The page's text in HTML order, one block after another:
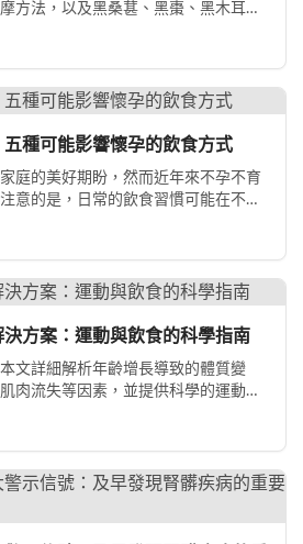
方法，以及黑桑葚、黑棗、黑木耳等
種可能影響懷孕的飲食方式
庭的美好期盼，然而近年來不孕不育
意的是，日常的飲食習慣可能在不知
提升受孕機率。
方案：運動與飲食的科學指南
文詳細解析年齡增長導致的體質變
肉流失等因素，並提供科學的運動與